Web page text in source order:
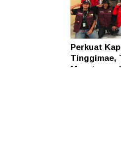
Perkuat
Tinggimae,
Manajemen